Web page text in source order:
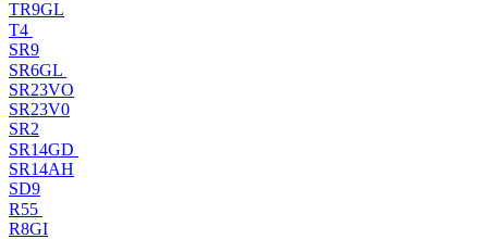
TR9GL
T4
SR9
SR6GL
SR23VO
SR23V0
SR2
SR14GD
SR14AH
SD9
R55
R8GI